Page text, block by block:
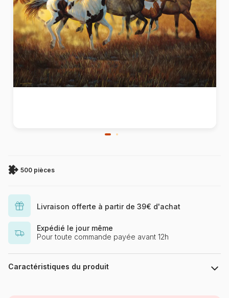
500 pièces
Livraison offerte à partir de 39€ d'achat
Expédié le jour même
Pour toute commande payée avant 12h
Caractéristiques du produit